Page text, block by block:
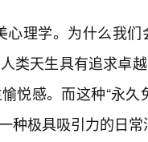
心理学。为什么我
类天生具有追求卓
悦感。而这种“永
种极具吸引力的日常